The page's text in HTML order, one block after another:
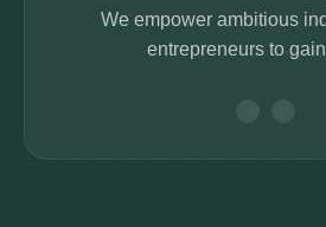
We empower ambitious
entrepreneurs to